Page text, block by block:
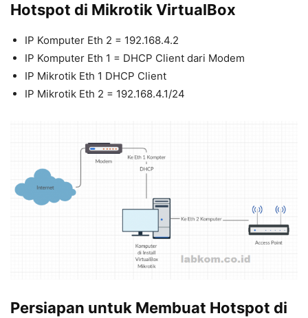
Hotspot di Mikrotik VirtualBox
IP Komputer Eth 2 = 192.168.4.2
IP Komputer Eth 1 = DHCP Client dari Modem
IP Mikrotik Eth 1 DHCP Client
IP Mikrotik Eth 2 = 192.168.4.1/24
Persiapan untuk Membuat Hotspot di